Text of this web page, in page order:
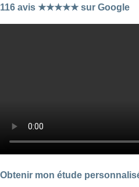
116 avis ★★★★★ sur Google
Obtenir mon étude